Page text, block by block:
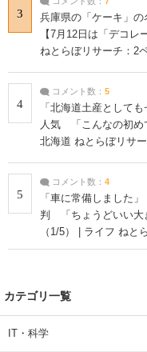
3
兵庫県の「ケーキ」
【7月12日は「デコ
ねとらぼリサーチ：2
4
コメント数： 5
「北海道土産として
人気 「こんなの初め
北海道 ねとらぼリサ
5
コメント数： 4
「車に常備しました
判 「ちょうどいい大
（1/5） | ライフ ねと
カテゴリ一覧
IT・科学